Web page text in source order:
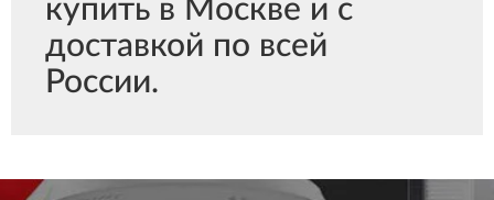
купить в Москве и с
доставкой по всей
России.